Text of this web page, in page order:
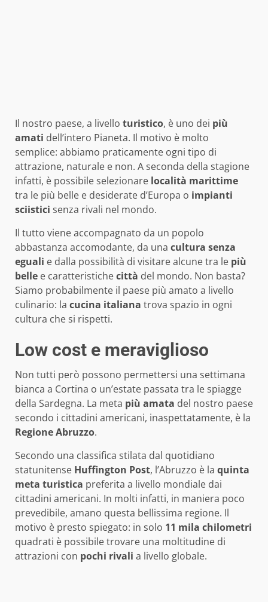
Il nostro paese, a livello turistico, è uno dei più
amati dell’intero Pianeta. Il motivo è molto
semplice: abbiamo praticamente ogni tipo di
attrazione, naturale e non. A seconda della stagione
infatti, è possibile selezionare località marittime
tra le più belle e desiderate d’Europa o impianti
sciistici senza rivali nel mondo.
Il tutto viene accompagnato da un popolo
abbastanza accomodante, da una cultura senza
eguali e dalla possibilità di visitare alcune tra le più
belle e caratteristichecittà del mondo. Non basta?
Siamo probabilmente il paese più amato a livello
culinario: la cucina italiana trova spazio in ogni
cultura che si rispetti.
Low cost e meraviglioso
Non tutti però possono permettersi una settimana
bianca a Cortina o un’estate passata tra le spiagge
della Sardegna. La meta più amata del nostro paese
secondo i cittadini americani, inaspettatamente, è la
RegioneAbruzzo.
Secondo una classifica stilata dal quotidiano
statunitense Huffington Post, l’Abruzzo è la quinta
meta turistica preferita a livello mondiale dai
cittadini americani. In molti infatti, in maniera poco
prevedibile, amano questa bellissima regione. Il
motivo è presto spiegato: in solo 11 mila chilometri
quadrati è possibile trovare una moltitudine di
attrazioni con pochi rivali a livello globale.